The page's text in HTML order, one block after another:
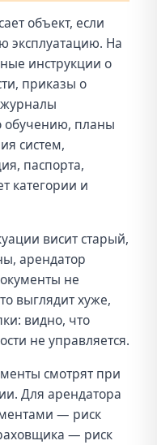
объект, если
эксплуатацию. На
инструкции о
приказы о
журналы
обучению, планы
систем,
паспорта,
категории и
висит старый,
арендатор
не
выглядит хуже,
видно, что
не управляется.
смотрят при
Для арендатора
— риск
— риск